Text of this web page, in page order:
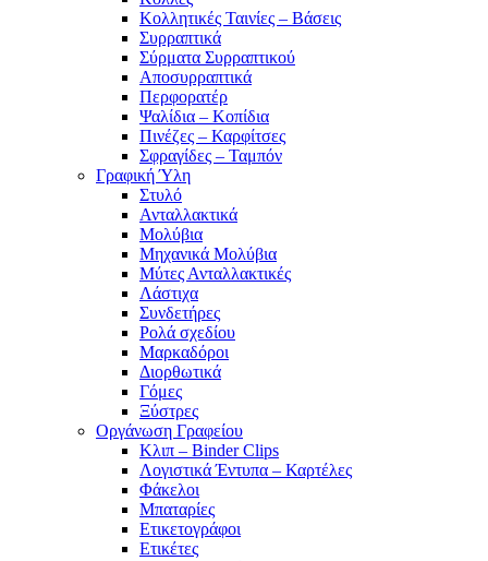
Κολλητικές Ταινίες – Βάσεις
Συρραπτικά
Σύρματα Συρραπτικού
Αποσυρραπτικά
Περφορατέρ
Ψαλίδια – Κοπίδια
Πινέζες – Καρφίτσες
Σφραγίδες – Ταμπόν
Γραφική Ύλη
Στυλό
Ανταλλακτικά
Μολύβια
Μηχανικά Μολύβια
Μύτες Ανταλλακτικές
Λάστιχα
Συνδετήρες
Ρολά σχεδίου
Μαρκαδόροι
Διορθωτικά
Γόμες
Ξύστρες
Οργάνωση Γραφείου
Κλιπ – Binder Clips
Λογιστικά Έντυπα – Καρτέλες
Φάκελοι
Μπαταρίες
Ετικετογράφοι
Ετικέτες